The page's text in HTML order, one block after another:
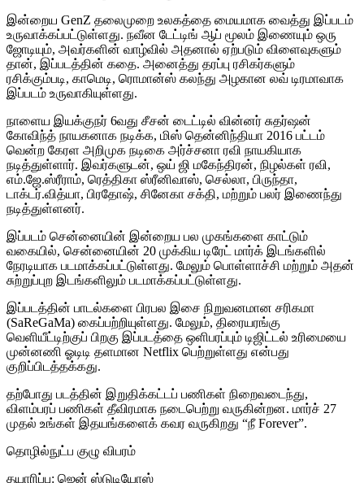
இன்றைய GenZ தலைமுறை உலகத்தை மையமாக வைத்து இப்படம்
உருவாக்கப்பட்டுள்ளது. நவீன டேட்டிங் ஆப் மூலம் இணையும் ஒரு
ஜோடியும், அவர்களின் வாழ்வில் அதனால் ஏற்படும் விளைவுகளும்
தான், இப்படத்தின் கதை. அனைத்து தரப்பு ரசிகர்களும்
ரசிக்கும்படி, காமெடி, ரொமான்ஸ் கலந்து அழகான லவ் டிரமாவாக
இப்படம் உருவாகியுள்ளது.
நாளைய இயக்குநர் 6வது சீசன் டைட்டில் வின்னர் சுதர்ஷன்
கோவிந்த் நாயகனாக நடிக்க, மிஸ் தென்னிந்தியா 2016 பட்டம்
வென்ற கேரள அறிமுக நடிகை அர்ச்சனா ரவி நாயகியாக
நடித்துள்ளார். இவர்களுடன், ஒய் ஜி மகேந்திரன், நிழல்கள் ரவி,
எம்.ஜே.ஸ்ரீராம், ரெத்திகா ஸ்ரீனிவாஸ், செல்லா, பிருந்தா,
டாக்டர்.வித்யா, பிரதோஷ், சினேகா சக்தி, மற்றும் பலர் இணைந்து
நடித்துள்ளனர்.
இப்படம் சென்னையின் இன்றைய பல முகங்களை காட்டும்
வகையில், சென்னையின் 20 முக்கிய டிரேட் மார்க் இடங்களில்
நேரடியாக படமாக்கப்பட்டுள்ளது. மேலும் பொள்ளாச்சி மற்றும் அதன்
சுற்றுப்புற இடங்களிலும் படமாக்கப்பட்டுள்ளது.
இப்படத்தின் பாடல்களை பிரபல இசை நிறுவனமான சரிகமா
(SaReGaMa) கைப்பற்றியுள்ளது. மேலும், திரையரங்கு
வெளியீட்டிற்குப் பிறகு இப்படத்தை ஒளிபரப்பும் டிஜிட்டல் உரிமையை
முன்னணி ஓடிடி தளமான Netflix பெற்றுள்ளது என்பது
குறிப்பிடத்தக்கது.
தற்போது படத்தின் இறுதிக்கட்டப் பணிகள் நிறைவடைந்து,
விளம்பரப் பணிகள் தீவிரமாக நடைபெற்று வருகின்றன. மார்ச் 27
முதல் உங்கள் இதயங்களைக் கவர வருகிறது “நீ Forever”.
தொழில்நுட்ப குழு விபரம்
தயாரிப்பு: ஜென் ஸ்டுடியோஸ்